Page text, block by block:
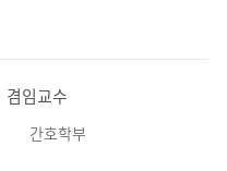
겸임교수
간호학부